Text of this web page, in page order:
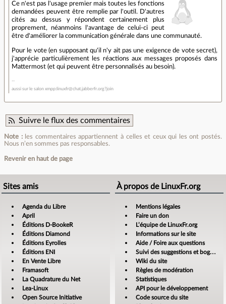
Ce n'est pas l'usage premier mais toutes les fonctions
demandées peuvent être remplie par l'outil. D'autres
cités au dessus y répondent certainement plus
proprement, néanmoins l'avantage de celui-ci peut
être d'améliorer la communication générale dans une communauté.
Pour le vote (en supposant qu'il n'y ait pas une exigence de vote secret),
j'apprécie particulièrement les réactions aux messages proposés dans
Mattermost (et qui peuvent être personnalisés au besoin).
aussi sur le salon xmpp:linuxfr@chat.jabberfr.org?join
Suivre le flux des commentaires
Note :les commentaires appartiennent à celles et ceux qui les ont postés.
Nous n’en sommes pas responsables.
Revenir en haut de page
Sites amis
Agenda du Libre
April
Éditions D-BookeR
Éditions Diamond
Éditions Eyrolles
Éditions ENI
En Vente Libre
Framasoft
La Quadrature du Net
Lea-Linux
Open Source Initiative
À propos de LinuxFr.org
Mentions légales
Faire un don
L’équipe de LinuxFr.org
Informations sur le site
Aide / Foire aux questions
Suivi des suggestions et bogues
Wiki du site
Règles de modération
Statistiques
API pour le développement
Code source du site